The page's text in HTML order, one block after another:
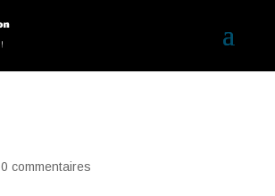
0 commentaires